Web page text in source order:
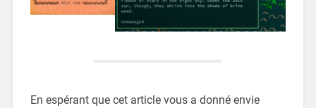
En espérant que cet article vous a donné envie